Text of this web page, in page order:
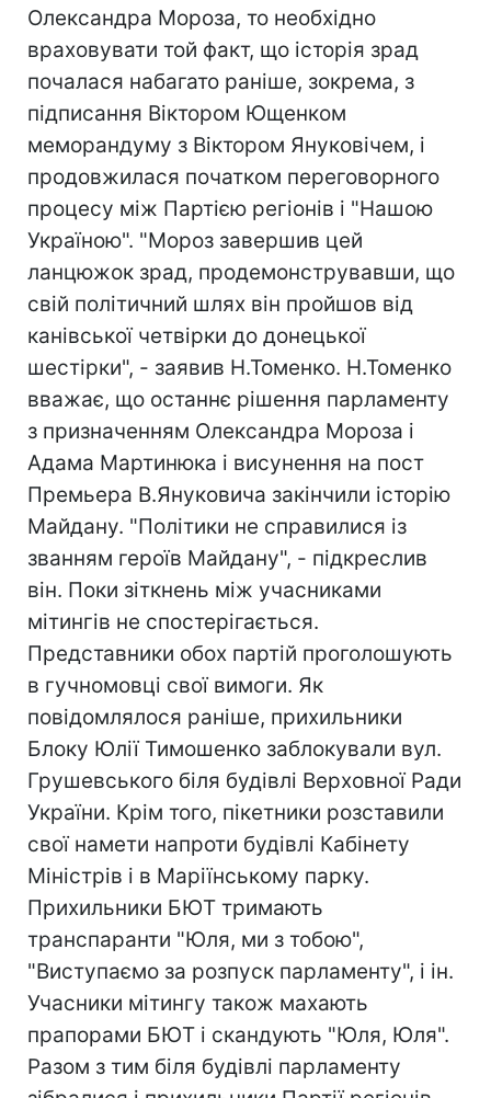
Олександра Мороза, то необхідно
враховувати той факт, що історія зрад
почалася набагато раніше, зокрема, з
підписання Віктором Ющенком
меморандуму з Віктором Януковічем, і
продовжилася початком переговорного
процесу між Партією регіонів і "Нашою
Україною". "Мороз завершив цей
ланцюжок зрад, продемонструвавши, що
свій політичний шлях він пройшов від
канівської четвірки до донецької
шестірки", - заявив Н.Томенко. Н.Томенко
вважає, що останнє рішення парламенту
з призначенням Олександра Мороза і
Адама Мартинюка і висунення на пост
Премьера В.Януковича закінчили історію
Майдану. "Політики не справилися із
званням героїв Майдану", - підкреслив
він. Поки зіткнень між учасниками
мітингів не спостерігається.
Представники обох партій проголошують
в гучномовці свої вимоги. Як
повідомлялося раніше, прихильники
Блоку Юлії Тимошенко заблокували вул.
Грушевського біля будівлі Верховної Ради
України. Крім того, пікетники розставили
свої намети напроти будівлі Кабінету
Міністрів і в Маріїнському парку.
Прихильники БЮТ тримають
транспаранти "Юля, ми з тобою",
"Виступаємо за розпуск парламенту", і ін.
Учасники мітингу також махають
прапорами БЮТ і скандують "Юля, Юля".
Разом з тим біля будівлі парламенту